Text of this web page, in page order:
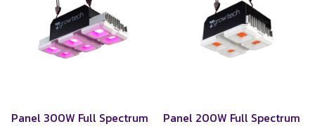
Panel 300W Full Spectrum Panel 200W Full Spectrum